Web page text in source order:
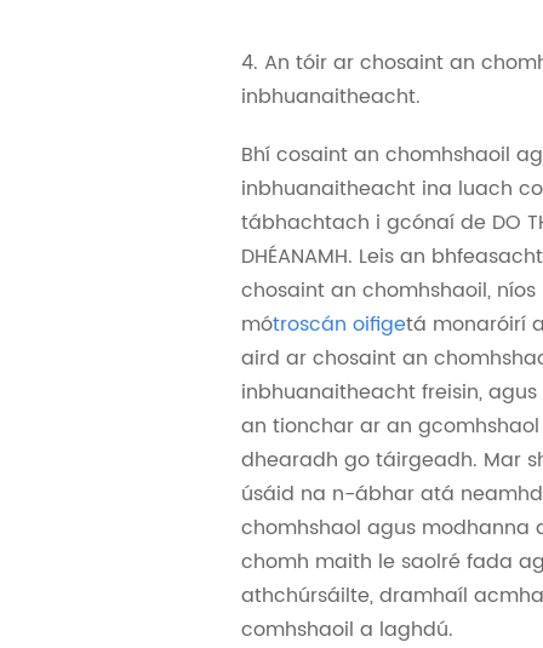
4. An tóir ar chosaint an
inbhuanaitheacht.
Bhí cosaint an chomhshaoil
inbhuanaitheacht ina luach
tábhachtach i gcónaí de DO
DHÉANAMH. Leis an
chosaint an chomhshaoil,
mótroscán oifigetá monaróirí
aird ar chosaint an
inbhuanaitheacht freisin,
an tionchar ar an
dhearadh go táirgeadh. Mar
úsáid na n-ábhar atá
chomhshaol agus modhanna
chomh maith le saolré fada
athchúrsáilte, dramhaíl
comhshaoil ​​a laghdú.